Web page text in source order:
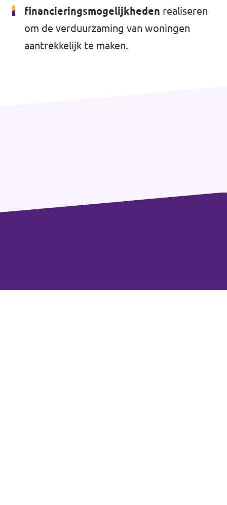
financieringsmogelijkheden realiseren
om de verduurzaming van woningen
aantrekkelijk te maken.